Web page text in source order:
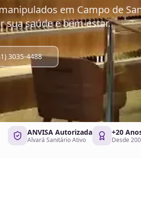
em Campo de
sua saúde e bem-estar.
3035-4488
ANVISA Autorizada
Alvará Sanitário Ativo
+20
Desde